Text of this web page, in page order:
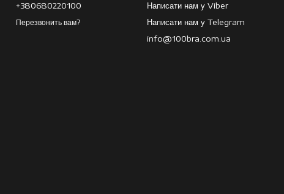
+380680220100
Перезвонить вам?
Написати нам у Viber
Написати нам у Telegram
info@100bra.com.ua